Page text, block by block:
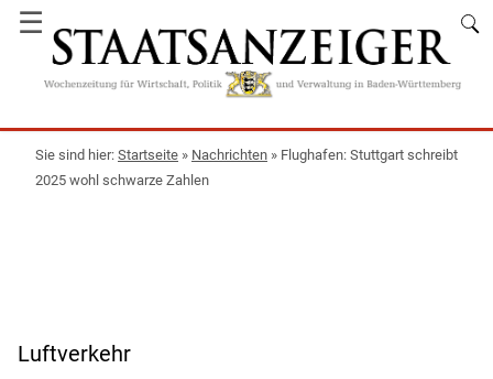
☰
Startseite » Nachrichten » Flughafen: Stuttgart schreibt
2025 wohl schwarze Zahlen
Luftverkehr